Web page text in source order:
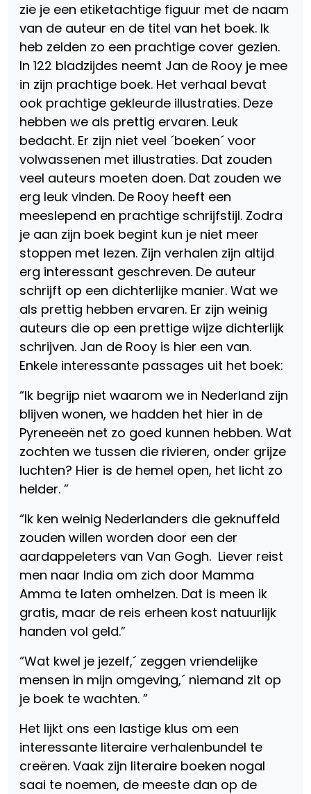
zie je een etiketachtige figuur met de naam
van de auteur en de titel van het boek. Ik
heb zelden zo een prachtige cover gezien.
In 122 bladzijdes neemt Jan de Rooy je mee
in zijn prachtige boek. Het verhaal bevat
ook prachtige gekleurde illustraties. Deze
hebben we als prettig ervaren. Leuk
bedacht. Er zijn niet veel ´boeken´ voor
volwassenen met illustraties. Dat zouden
veel auteurs moeten doen. Dat zouden we
erg leuk vinden. De Rooy heeft een
meeslepend en prachtige schrijfstijl. Zodra
je aan zijn boek begint kun je niet meer
stoppen met lezen. Zijn verhalen zijn altijd
erg interessant geschreven. De auteur
schrijft op een dichterlijke manier. Wat we
als prettig hebben ervaren. Er zijn weinig
auteurs die op een prettige wijze dichterlijk
schrijven. Jan de Rooy is hier een van.
Enkele interessante passages uit het boek:
“Ik begrijp niet waarom we in Nederland zijn
blijven wonen, we hadden het hier in de
Pyreneeën net zo goed kunnen hebben. Wat
zochten we tussen die rivieren, onder grijze
luchten? Hier is de hemel open, het licht zo
helder. ”
“Ik ken weinig Nederlanders die geknuffeld
zouden willen worden door een der
aardappeleters van Van Gogh. Liever reist
men naar India om zich door Mamma
Amma te laten omhelzen. Dat is meen ik
gratis, maar de reis erheen kost natuurlijk
handen vol geld.”
“Wat kwel je jezelf,´ zeggen vriendelijke
mensen in mijn omgeving,´ niemand zit op
je boek te wachten. ”
Het lijkt ons een lastige klus om een
interessante literaire verhalenbundel te
creëren. Vaak zijn literaire boeken nogal
saai te noemen, de meeste dan op de